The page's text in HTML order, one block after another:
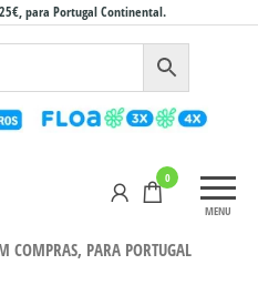
para Portugal Continental.
MENU
0
COMPRAS, PARA PORTUGAL